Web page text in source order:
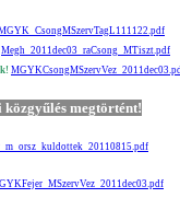
Megh_2011dec03_raCsong_MTiszt.pdf
közgyűlés megtörtént!